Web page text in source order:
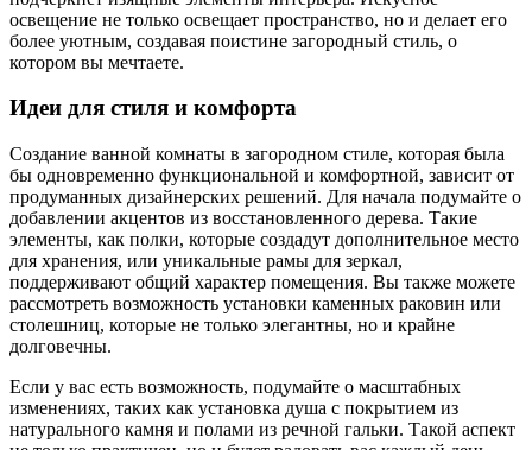
освещение не только освещает пространство, но и делает его
более уютным, создавая поистине загородный стиль, о
котором вы мечтаете.
Идеи для стиля и комфорта
Создание ванной комнаты в загородном стиле, которая была
бы одновременно функциональной и комфортной, зависит от
продуманных дизайнерских решений. Для начала подумайте о
добавлении акцентов из восстановленного дерева. Такие
элементы, как полки, которые создадут дополнительное место
для хранения, или уникальные рамы для зеркал,
поддерживают общий характер помещения. Вы также можете
рассмотреть возможность установки каменных раковин или
столешниц, которые не только элегантны, но и крайне
долговечны.
Если у вас есть возможность, подумайте о масштабных
изменениях, таких как установка душа с покрытием из
натурального камня и полами из речной гальки. Такой аспект